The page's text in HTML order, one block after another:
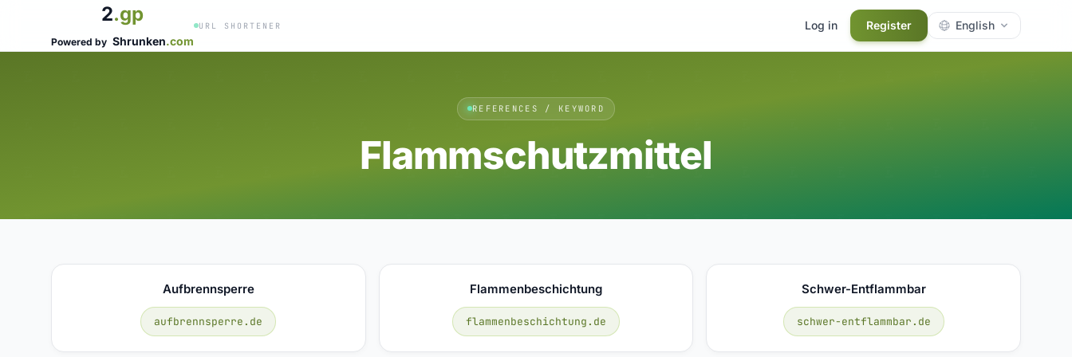
2.gp
Powered by Shrunken.com
URL SHORTENER Log in Register English
REFERENCES / KEYWORD
Flammschutzmittel
Aufbrennsperre
aufbrennsperre.de
Flammenbeschichtung
flammenbeschichtung.de
Schwer-Entflammbar
schwer-entflammbar.de